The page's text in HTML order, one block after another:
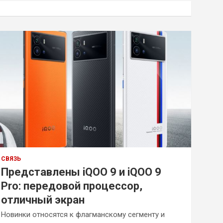
СВЯЗЬ
Представлены iQOO 9 и iQOO 9
Pro: передовой процессор,
отличный экран
Новинки относятся к флагманскому сегменту и